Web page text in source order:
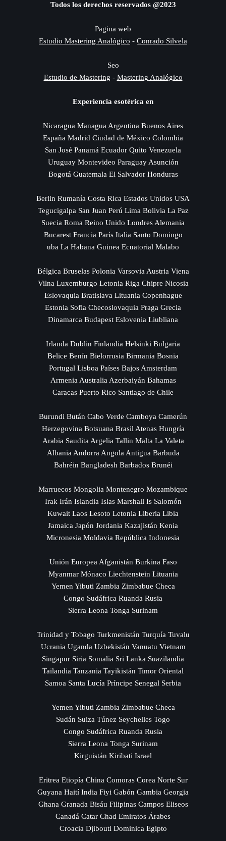
Todos los derechos reservados @2023
Pagina web
Estudio Mastering Analógico - Conrado Silvela
Seo
Estudio de Mastering - Mastering Analógico
Experiencia esotérica en
Nicaragua Managua Argentina Buenos Aires
España Madrid Ciudad de México Colombia
San José Panamá Ecuador Quito Venezuela
Uruguay Montevideo Paraguay Asunción
Bogotá Guatemala El Salvador Honduras
Berlin Rumanía Costa Rica Estados Unidos USA
Tegucigalpa San Juan Perú Lima Bolivia La Paz
Suecia Roma Reino Unido Londres Alemania
Bucarest Francia París Italia Santo Domingo
uba La Habana Guinea Ecuatorial Malabo
Bélgica Bruselas Polonia Varsovia Austria Viena
Vilna Luxemburgo Letonia Riga Chipre Nicosia
Eslovaquia Bratislava Lituania Copenhague
Estonia Sofia Checoslovaquia Praga Grecia
Dinamarca Budapest Eslovenia Liubliana
Irlanda Dublin Finlandia Helsinki Bulgaria
Belice Benín Bielorrusia Birmania Bosnia
Portugal Lisboa Países Bajos Amsterdam
Armenia Australia Azerbaiyán Bahamas
Caracas Puerto Rico Santiago de Chile
Burundi Bután Cabo Verde Camboya Camerún
Herzegovina Botsuana Brasil Atenas Hungría
Arabia Saudita Argelia Tallin Malta La Valeta
Albania Andorra Angola Antigua Barbuda
Bahréin Bangladesh Barbados Brunéi
Marruecos Mongolia Montenegro Mozambique
Irak Irán Islandia Islas Marshall Is Salomón
Kuwait Laos Lesoto Letonia Liberia Libia
Jamaica Japón Jordania Kazajistán Kenia
Micronesia Moldavia República Indonesia
Unión Europea Afganistán Burkina Faso
Myanmar Mónaco Liechtenstein Lituania
Yemen Yibuti Zambia Zimbabue Checa
Congo Sudáfrica Ruanda Rusia
Sierra Leona Tonga Surinam
Trinidad y Tobago Turkmenistán Turquía Tuvalu
Ucrania Uganda Uzbekistán Vanuatu Vietnam
Singapur Siria Somalia Sri Lanka Suazilandia
Tailandia Tanzania Tayikistán Timor Oriental
Samoa Santa Lucía Príncipe Senegal Serbia
Yemen Yibuti Zambia Zimbabue Checa
Sudán Suiza Túnez Seychelles Togo
Congo Sudáfrica Ruanda Rusia
Sierra Leona Tonga Surinam
Kirguistán Kiribati Israel
Eritrea Etiopía China Comoras Corea Norte Sur
Guyana Haití India Fiyi Gabón Gambia Georgia
Ghana Granada Bisáu Filipinas Campos Eliseos
Canadá Catar Chad Emiratos Árabes
Croacia Djibouti Dominica Egipto